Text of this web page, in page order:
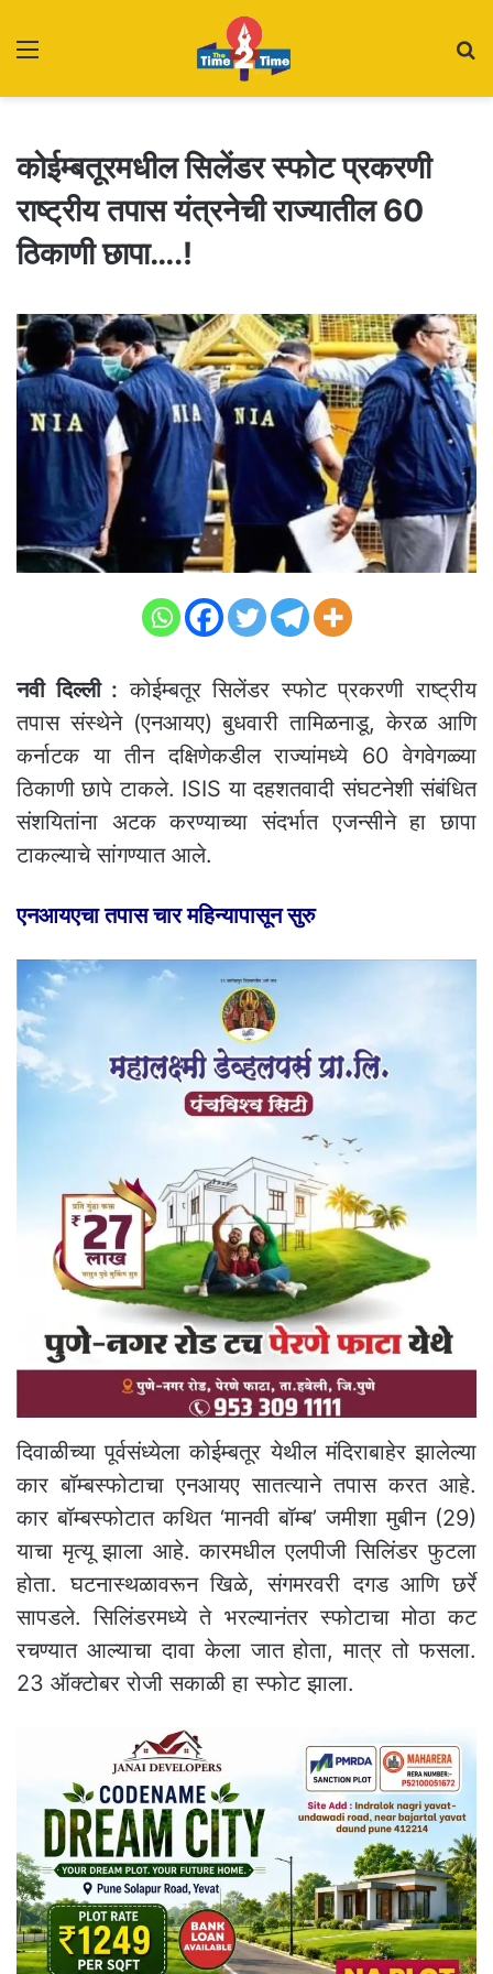
कोईम्बतूरमधील सिलेंडर स्फोट प्रकरणी
राष्ट्रीय तपास यंत्रनेची राज्यातील 60
ठिकाणी छापा….!
नवी दिल्ली : कोईम्बतूर सिलेंडर स्फोट प्रकरणी राष्ट्रीय
तपास संस्थेने (एनआयए) बुधवारी तामिळनाडू, केरळ आणि
कर्नाटक या तीन दक्षिणेकडील राज्यांमध्ये 60 वेगवेगळ्या
ठिकाणी छापे टाकले. ISIS या दहशतवादी संघटनेशी संबंधित
संशयितांना अटक करण्याच्या संदर्भात एजन्सीने हा छापा
टाकल्याचे सांगण्यात आले.
एनआयएचा तपास चार महिन्यापासून सुरु
दिवाळीच्या पूर्वसंध्येला कोईम्बतूर येथील मंदिराबाहेर झालेल्या
कार बॉम्बस्फोटाचा एनआयए सातत्याने तपास करत आहे.
कार बॉम्बस्फोटात कथित ‘मानवी बॉम्ब’ जमीशा मुबीन (29)
याचा मृत्यू झाला आहे. कारमधील एलपीजी सिलिंडर फुटला
होता. घटनास्थळावरून खिळे, संगमरवरी दगड आणि छर्रे
सापडले. सिलिंडरमध्ये ते भरल्यानंतर स्फोटाचा मोठा कट
रचण्यात आल्याचा दावा केला जात होता, मात्र तो फसला.
23 ऑक्टोबर रोजी सकाळी हा स्फोट झाला.